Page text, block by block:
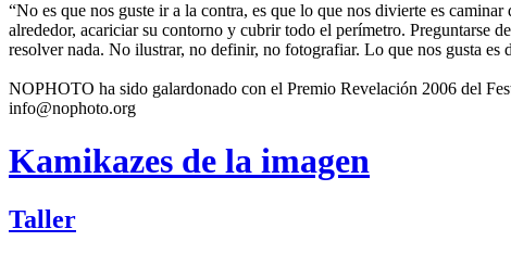
“No es que nos guste ir a la contra, es que lo que nos divierte es
alrededor, acariciar su contorno y cubrir todo el perímetro. Preguntarse
resolver nada. No ilustrar, no definir, no fotografiar. Lo que nos gusta es
NOPHOTO ha sido galardonado con el Premio Revelación 2006 del
info@nophoto.org
Kamikazes de la imagen
Taller